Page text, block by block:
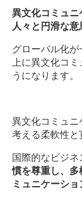
異文化コミュ
人々と円滑な
グローバル化
上に異文化コミ
うになります。
異文化コミュ
考える柔軟性と
国際的なビジネ
慣を尊重し、
ミュニケーシ